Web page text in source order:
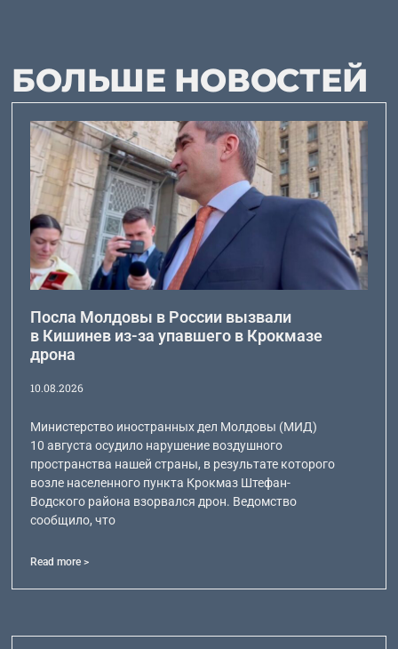
БОЛЬШЕ НОВОСТЕЙ
Посла Молдовы в России вызвали
в Кишинев из-за упавшего в Крокмазе
дрона
10.08.2026
Министерство иностранных дел Молдовы (МИД)
10 августа осудило нарушение воздушного
пространства нашей страны, в результате которого
возле населенного пункта Крокмаз Штефан-
Водского района взорвался дрон. Ведомство
сообщило, что
Read more >